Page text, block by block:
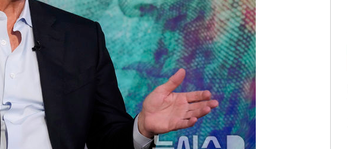
1
표창원, 남규리에 15년 만에
사과…"제가 틀렸습니다"